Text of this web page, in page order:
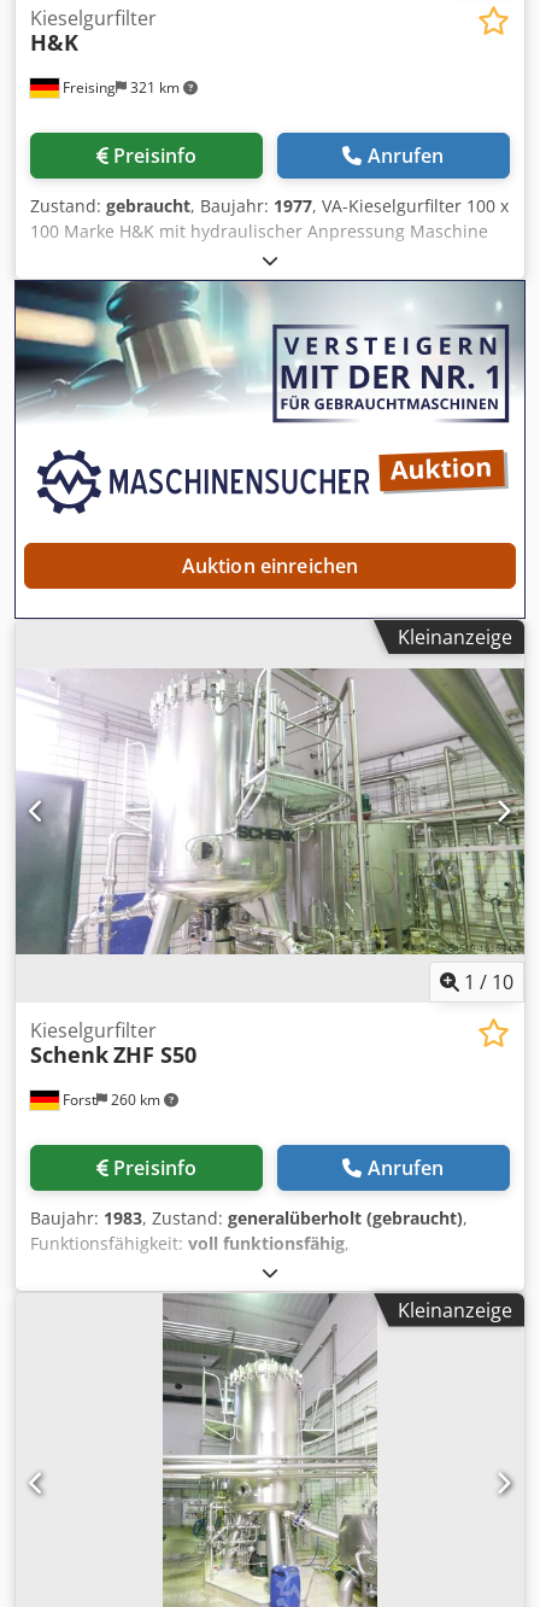
Freising 321 km
Kieselgurfilter
H&K
Preisinfo Anrufen
Zustand: gebraucht, Baujahr: 1977, VA-Kieselgurfilter 100 x
100 Marke H&K mit hydraulischer Anpressung Maschine
(Zusatz): Edelstahl-Filter mit hydraulischer Anpressung
Capacity: 120 hl/h Länge: 4,32 m Breite: 1,425 m Chjdjxbpk
Sspfx Al Noa Höhe: 1,75 m Material: Edelstahl Ausstattung:
Kieselgur-Austragspumpe, Hersteller Allweiler, Typ SNP
2002, H4P1; Q L/min: 100; Nl(min) 280. Flanschanschlüsse
Eingang DN 100, Ausgang DN 80; Länge 1,9 m Kieselgur-
Austragswanne mit Schnecke (Durchmesser 22 cm) und
(Kieselgur), DN 65 (Flüssigkeit); Gesamtmaß:
2,85x1,195x0,615 m (LxBxH)
Auktion einreichen
Kleinanzeige
1 / 10
Forst 260 km
Kieselgurfilter
SchenkZHF S50
Preisinfo Anrufen
Baujahr: 1983, Zustand: generalüberholt (gebraucht),
Funktionsfähigkeit: voll funktionsfähig,
Maschinen-/Fahrzeugnummer:
SCHENK TYP ZHF S50 Typ: ZHF S 50 Baujahr: 1983
Werkstoff: Edelstahl (V4A) 1.4541 Kessel: Inhalt: 3100 Liter
Codpfx Alotqf A Ej Njha Zul. Betriebsüberdruck: 6 bar Zul.
Betriebstemperatur: 20°C Heizraum: 28 Segment
Klammerschrauben Abmessungen: Volumen 3100 L Länge
4900 mm Breite 2400 mm Gesamthöhe 4100 mm Letzte
Verwendung: Lebensmittel (Brauerei) Technische
Dokumentation: Ja
Kleinanzeige